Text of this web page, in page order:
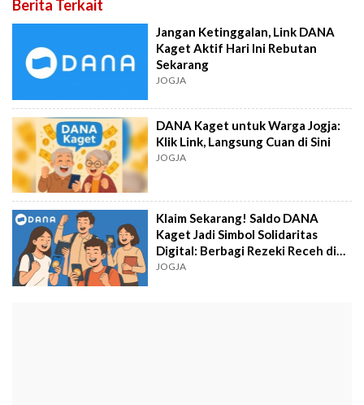
Berita Terkait
Jangan Ketinggalan, Link DANA
Kaget Aktif Hari Ini Rebutan
Sekarang
JOGJA
DANA Kaget untuk Warga Jogja:
Klik Link, Langsung Cuan di Sini
JOGJA
Klaim Sekarang! Saldo DANA
Kaget Jadi Simbol Solidaritas
Digital: Berbagi Rezeki Receh di
Masa Sulit
JOGJA